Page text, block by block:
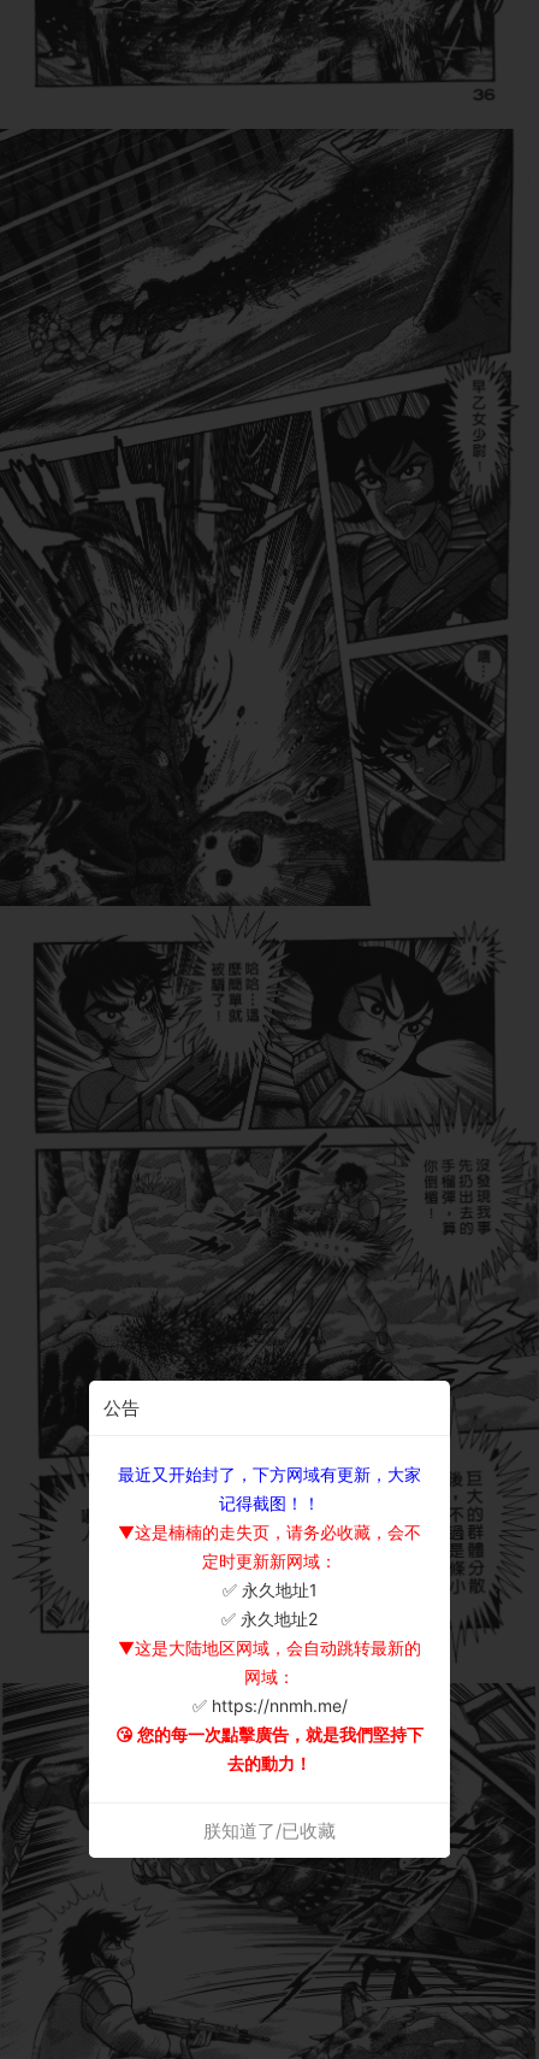
公告
最近又开始封了，下方网域有更新，大家
记得截图！！
▼这是楠楠的走失页，请务必收藏，会不
定时更新新网域：
✅ 永久地址1
✅ 永久地址2
▼这是大陆地区网域，会自动跳转最新的
网域：
✅ https://nnmh.me/
😘 您的每一次點擊廣告，就是我們堅持下
去的動力！
朕知道了/已收藏